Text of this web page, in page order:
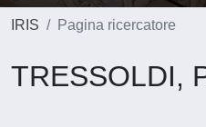
IRIS Pagina ricercatore
TRESSOLDI,